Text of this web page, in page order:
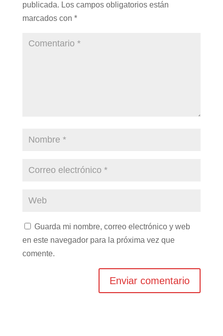
publicada. Los campos obligatorios están
marcados con *
Guarda mi nombre, correo electrónico y web
en este navegador para la próxima vez que
comente.